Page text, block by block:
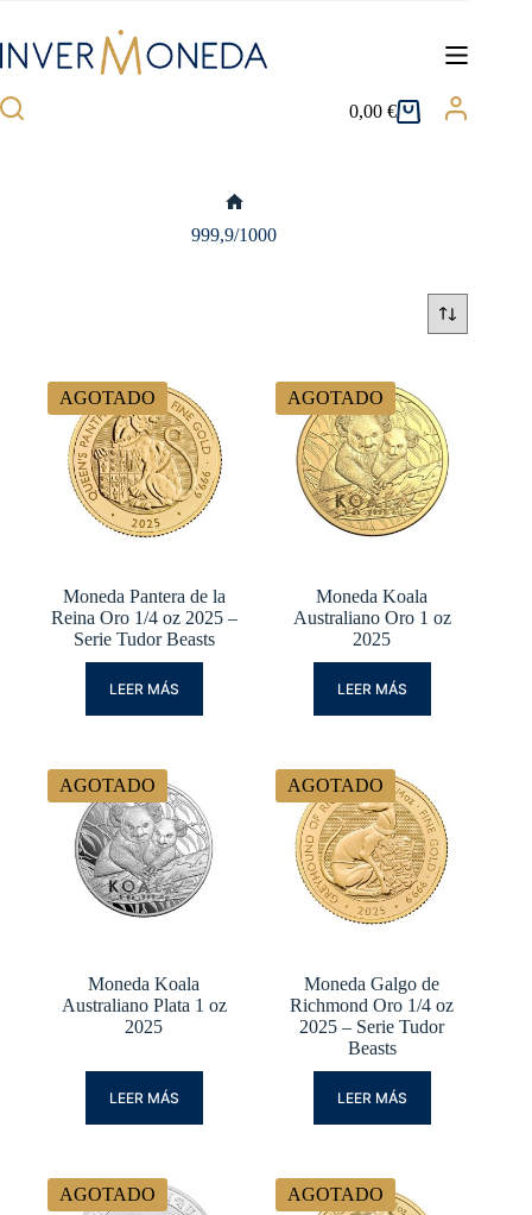
contenido
Carro
0,00€
999,9/1000
AGOTADO
Moneda Pantera de la
Reina Oro 1/4 oz 2025 –
Serie Tudor Beasts
LEER MÁS
AGOTADO
Moneda Koala
Australiano Oro 1 oz
2025
LEER MÁS
AGOTADO
Moneda Koala
Australiano Plata 1 oz
2025
LEER MÁS
AGOTADO
Moneda Galgo de
Richmond Oro 1/4 oz
2025 – Serie Tudor
Beasts
LEER MÁS
AGOTADO AGOTADO